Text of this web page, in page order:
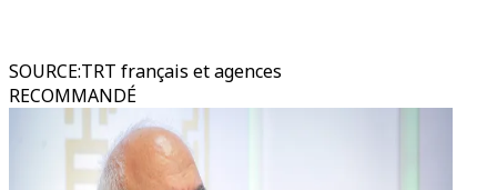
SOURCE:TRT français et agences
RECOMMANDÉ